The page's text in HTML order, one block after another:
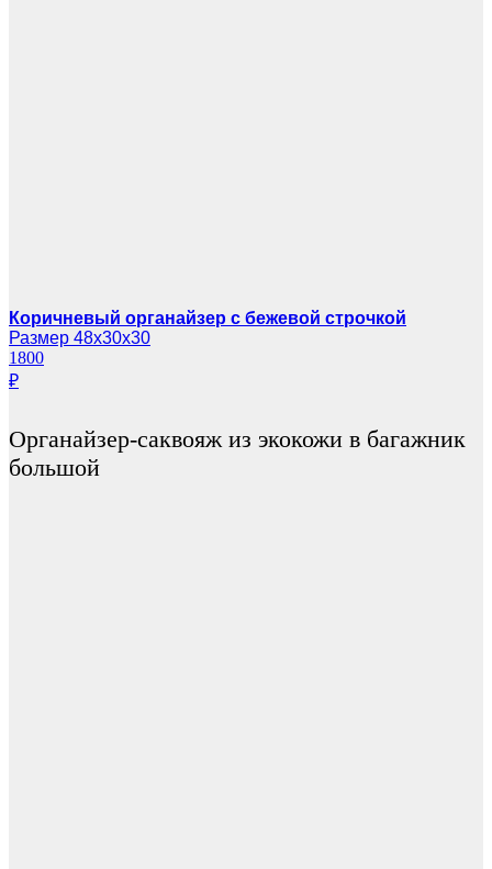
Коричневый органайзер с бежевой строчкой
Размер 48х30х30
1800
₽
Органайзер-саквояж из экокожи в багажник
большой